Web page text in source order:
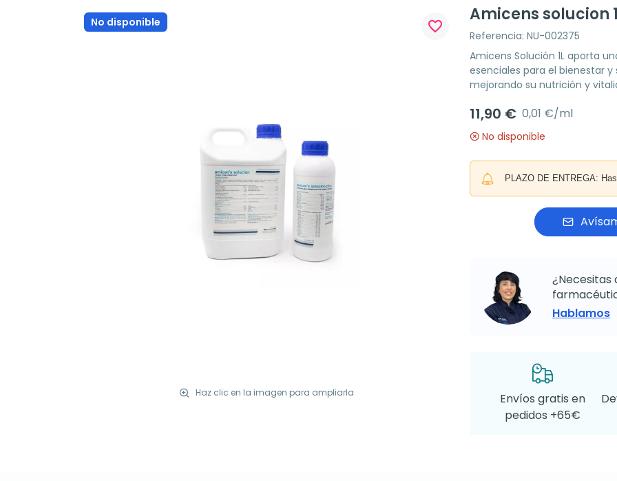
No disponible
Haz clic en la imagen para ampliarla
favorite_border
Amicens solucion
Referencia: NU-002375
Amicens Solución 1L aporta
esenciales para el bienestar
mejorando su nutrición y
11,90 € 0,01 €/ml
No disponible
PLAZO DE ENTREGA:
¿Necesitas
Hablamos
Envíos gratis en
pedidos +65€